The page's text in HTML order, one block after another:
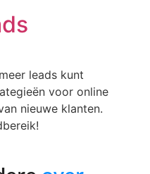
leads kunt
voor online
nieuwe klanten.